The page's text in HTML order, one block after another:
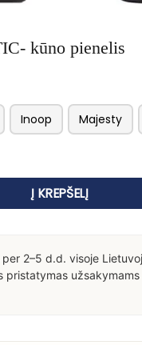
kūno pienelis
Inoop Majesty
AROMATIC- kūno
Į KREPŠELĮ
2–5 d.d. visoje
pristatymas užsakymams